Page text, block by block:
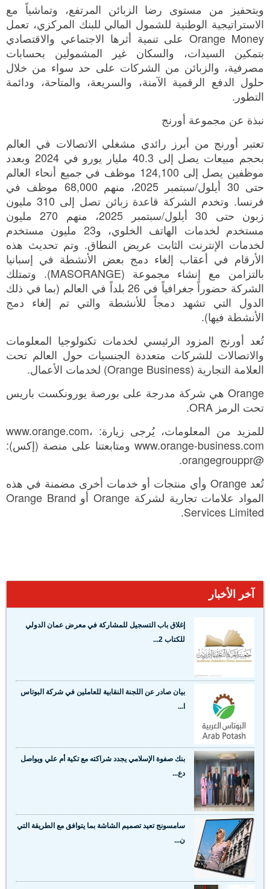
وبتحفيز من مستوى رضا الزبائن المرتفع، وتماشياً مع
الاستراتيجية الوطنية للشمول المالي للبنك المركزي، تعمل
Orange Money على تنمية أثرها الاجتماعي والاقتصادي
بتمكين السيدات، والسكان غير المشمولين بحسابات
مصرفية، والزبائن من الشركات على حد سواء من خلال
حلول الدفع الرقمية الآمنة، والسريعة، والمتاحة، ودائمة
التطور.
نبذة عن مجموعة أورنج
تعتبر أورنج من أبرز رائدي مشغلي الاتصالات في العالم
بحجم مبيعات يصل إلى 40.3 مليار يورو في 2024 وبعدد
موظفين يصل إلى 124,100 موظف في جميع أنحاء العالم
حتى 30 أيلول/سبتمبر 2025، منهم 68,000 موظف في
فرنسا. وتخدم الشركة قاعدة زبائن تصل إلى 310 مليون
زبون حتى 30 أيلول/سبتمبر 2025، منهم 270 مليون
مستخدم لخدمات الهاتف الخلوي، و23 مليون مستخدم
لخدمات الإنترنت الثابت عريض النطاق. وتم تحديث هذه
الأرقام في أعقاب إلغاء دمج بعض الأنشطة في إسبانيا
بالتزامن مع إنشاء مجموعة (MASORANGE). وتمتلك
الشركة حضوراً جغرافياً في 26 بلداً في العالم (بما في ذلك
الدول التي تشهد دمجاً للأنشطة والتي تم إلغاء دمج
الأنشطة فيها).
تُعد أورنج المزود الرئيسي لخدمات تكنولوجيا المعلومات
والاتصالات للشركات متعددة الجنسيات حول العالم تحت
العلامة التجارية (Orange Business) لخدمات الأعمال.
Orange هي شركة مدرجة على بورصة يورونكست باريس
تحت الرمز ORA.
للمزيد من المعلومات، يُرجى زيارة: www.orange.com،
www.orange-business.com ومتابعتنا على منصة (إكس):
@orangegrouppr.
تُعد Orange وأي منتجات أو خدمات أخرى مضمنة في هذه
المواد علامات تجارية لشركة Orange أو Orange Brand
Services Limited.
آخر الأخبار
إغلاق باب التسجيل للمشاركة في معرض عمان الدولي
للكتاب 2...
بيان صادر عن اللجنة النقابية للعاملين في شركة البوتاس
ا...
بنك صفوة الإسلامي يجدد شراكته مع تكية أم علي ويواصل
دع...
سامسونج تعيد تصميم الشاشة بما يتوافق مع الطريقة التي
ن...